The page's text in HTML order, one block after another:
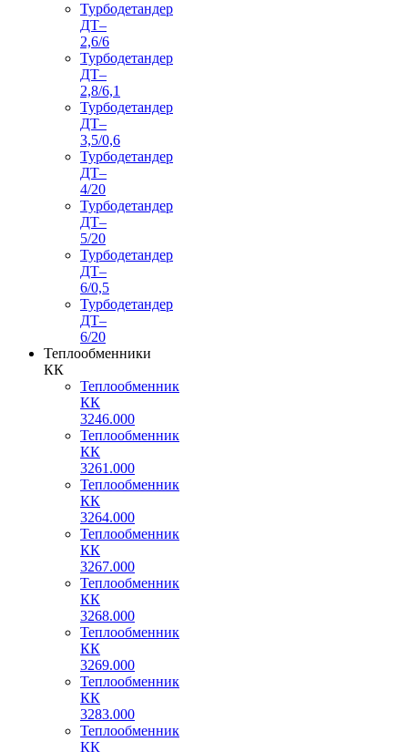
Турбодетандер
ДТ–
2,6/6
Турбодетандер
ДТ–
2,8/6,1
Турбодетандер
ДТ–
3,5/0,6
Турбодетандер
ДТ–
4/20
Турбодетандер
ДТ–
5/20
Турбодетандер
ДТ–
6/0,5
Турбодетандер
ДТ–
6/20
Теплообменники
КК
Теплообменник
КК
3246.000
Теплообменник
КК
3261.000
Теплообменник
КК
3264.000
Теплообменник
КК
3267.000
Теплообменник
КК
3268.000
Теплообменник
КК
3269.000
Теплообменник
КК
3283.000
Теплообменник
КК